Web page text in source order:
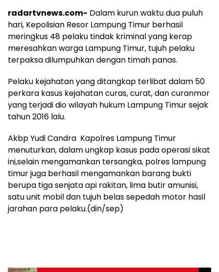
radartvnews.com- Dalam kurun waktu dua puluh
hari, Kepolisian Resor Lampung Timur berhasil
meringkus 48 pelaku tindak kriminal yang kerap
meresahkan warga Lampung Timur, tujuh pelaku
terpaksa dilumpuhkan dengan timah panas.
Pelaku kejahatan yang ditangkap terlibat dalam 50
perkara kasus kejahatan curas, curat, dan curanmor
yang terjadi dio wilayah hukum Lampung Timur sejak
tahun 2016 lalu.
Akbp Yudi Candra Kapolres Lampung Timur
menuturkan, dalam ungkap kasus pada operasi sikat
ini,selain mengamankan tersangka, polres lampung
timur juga berhasil mengamankan barang bukti
berupa tiga senjata api rakitan, lima butir amunisi,
satu unit mobil dan tujuh belas sepedah motor hasil
jarahan para pelaku.(din/sep)